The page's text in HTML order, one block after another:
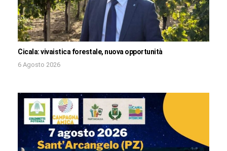
Cicala: vivaistica forestale, nuova opportunità
6 Agosto 2026